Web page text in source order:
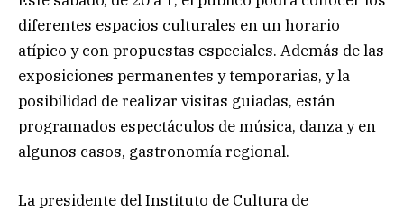
diferentes espacios culturales en un horario
atípico y con propuestas especiales. Además de las
exposiciones permanentes y temporarias, y la
posibilidad de realizar visitas guiadas, están
programados espectáculos de música, danza y en
algunos casos, gastronomía regional.
La presidente del Instituto de Cultura de